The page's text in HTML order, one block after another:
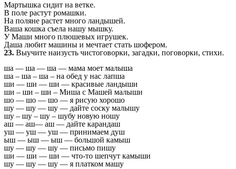
Мартышка сидит на ветке.
В поле растут ромашки.
На поляне растет много ландышей.
Ваша кошка съела нашу мышку.
У Маши много плюшевых игрушек.
Даша любит машины и мечтает стать шофером.
23. Выучите наизусть чистоговорки, загадки, поговорки, стихи.
ша — ша — ша — мама моет малыша
ша – ша – ша – на обед у нас лапша
ши — ши — ши — красивые ландыши
ши – ши – ши – Миша с Машей малыши
шо — шо — шо — я рисую хорошо
шу — шу — шу — дайте соску малышу
шу – шу – шу – шубу новую ношу
аш — аш— аш — дайте карандаш
уш — уш — уш — принимаем душ
ыш — ыш — ыш — большой камыш
шу — шу — шу — письмо пишу
ши — ши — ши — что-то шепчут камыши
шу — шу — шу — я платком машу